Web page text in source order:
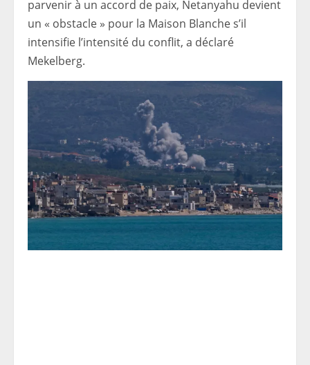
parvenir à un accord de paix, Netanyahu devient
un « obstacle » pour la Maison Blanche s’il
intensifie l’intensité du conflit, a déclaré
Mekelberg.